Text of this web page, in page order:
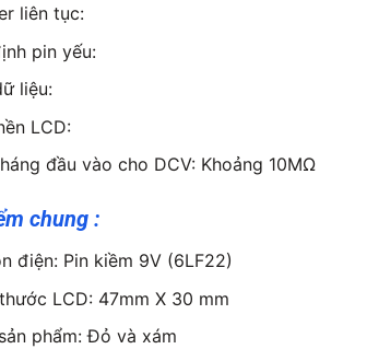
liên tục:
pin yếu:
liệu:
LCD:
đầu vào cho DCV: Khoảng 10MΩ
chung :
điện: Pin kiềm 9V (6LF22)
LCD: 47mm X 30 mm
phẩm: Đỏ và xám